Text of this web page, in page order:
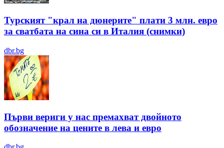
Турският "крал на дюнерите" плати 3 млн. евро
за сватбата на сина си в Италия (снимки)
dbr.bg
Първи вериги у нас премахват двойното
обозначение на цените в лева и евро